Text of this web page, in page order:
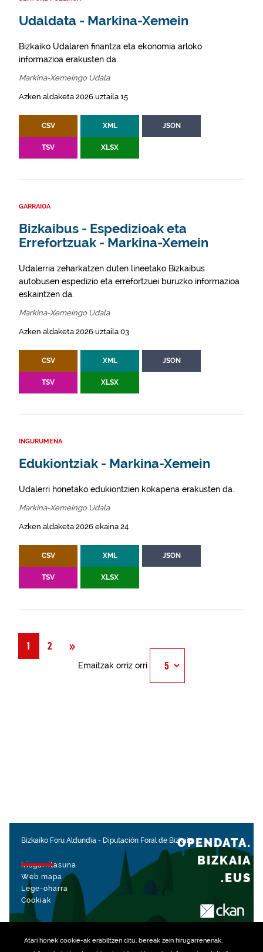
Atari honek cookie-ak erabiltzen ditu, bereak zein hirugarrenenak,
Udaldata - Markina-Xemein
Bizkaiko Udalaren finantza eta ekonomia arloko
informazioa erakusten da.
Markina-Xemeingo Udala
Azken aldaketa 2026 uztaila 15
CSV XML JSON
TSV XLSX
GARRAIOA
Bizkaibus - Espedizioak eta
Errefortzuak - Markina-Xemein
Udalerria zeharkatzen duten lineetako Bizkaibus
autobusen espedizio eta errefortzuei buruzko informazioa
eskaintzen da.
Markina-Xemeingo Udala
Azken aldaketa 2026 uztaila 03
CSV XML JSON
TSV XLSX
INGURUMENA
Edukiontziak - Markina-Xemein
Udalerri honetako edukiontzien kokapena erakusten da.
Markina-Xemeingo Udala
Azken aldaketa 2026 ekaina 24
CSV XML JSON
TSV XLSX
1 2 »
Emaitzak orriz orri
Bizkaiko Foru Aldundia - Diputación Foral de Bizkaia
Irisgarritasuna
Web mapa
Lege-oharra
Cookiak
OPENDATA.
BIZKAIA
.EUS